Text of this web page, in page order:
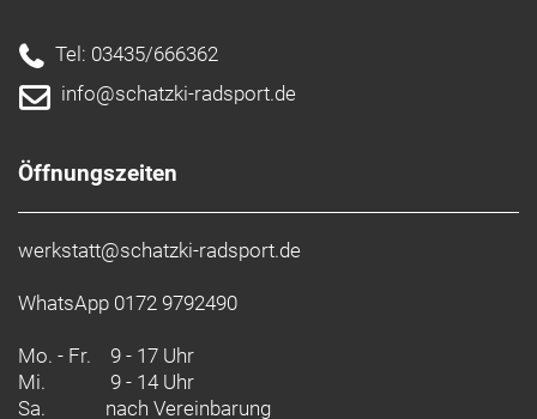
Tel: 03435/666362
info@schatzki-radsport.de
Öffnungszeiten
werkstatt@schatzki-radsport.de
WhatsApp 0172 9792490
Mo. - Fr. 9 - 17 Uhr
Mi.
9 - 14 Uhr
Sa.
nach Vereinbarung